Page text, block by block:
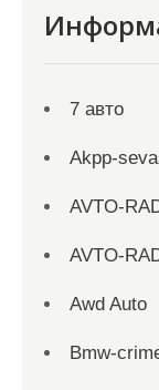
7 авто
Akpp-
AVTO-
AVTO-
Awd Auto
Bmw-